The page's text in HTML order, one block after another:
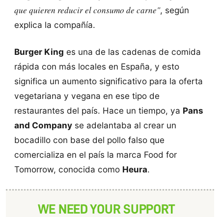
que quieren reducir el consumo de carne", según
explica la compañía.
Burger King es una de las cadenas de comida
rápida con más locales en España, y esto
significa un aumento significativo para la oferta
vegetariana y vegana en ese tipo de
restaurantes del país. Hace un tiempo, ya Pans
and Companyse adelantaba al crear un
bocadillo con base del pollo falso que
comercializa en el país la marca Food for
Tomorrow, conocida como Heura.
WE NEED YOUR SUPPORT